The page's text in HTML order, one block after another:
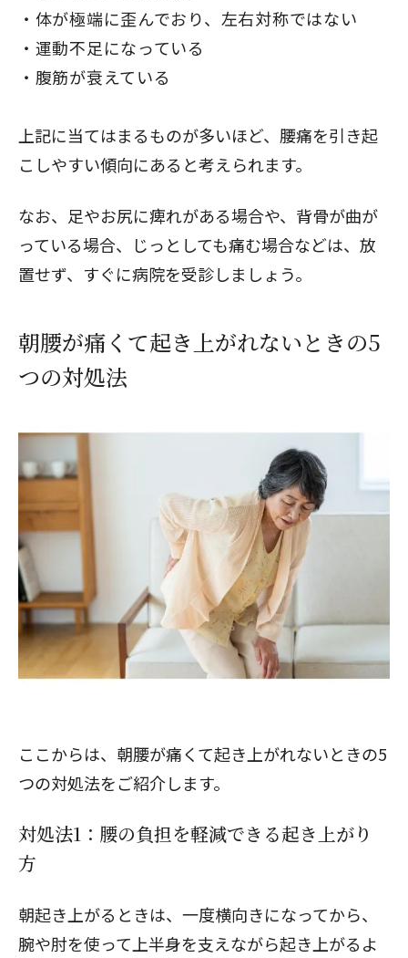
体が極端に歪んでおり、左右対称ではない
運動不足になっている
腹筋が衰えている
上記に当てはまるものが多いほど、腰痛を引き起
こしやすい傾向にあると考えられます。
なお、足やお尻に痺れがある場合や、背骨が曲が
っている場合、じっとしても痛む場合などは、放
置せず、すぐに病院を受診しましょう。
朝腰が痛くて起き上がれないときの5
つの対処法
ここからは、朝腰が痛くて起き上がれないときの5
つの対処法をご紹介します。
対処法1：腰の負担を軽減できる起き上がり
方
朝起き上がるときは、一度横向きになってから、
腕や肘を使って上半身を支えながら起き上がるよ